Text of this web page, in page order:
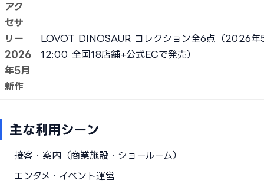
アク
セサ
リー
2026
年5月
新作
LOVOT DINOSAUR コレクション全6点（2026年
12:00 全国18店舗+公式ECで発売）
主な利用シーン
接客・案内（商業施設・ショールーム）
エンタメ・イベント運営